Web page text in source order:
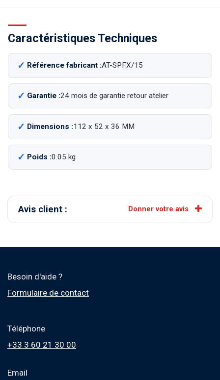
Caractéristiques Techniques
Référence fabricant :AT-SPFX/15
Garantie :24 mois de garantie retour atelier
Dimensions :112 x 52 x 36 MM
Poids :0.05 kg
Avis client : Donner votre avis
Besoin d'aide ?
Formulaire de contact
Téléphone
+33 3 60 21 30 00
Email